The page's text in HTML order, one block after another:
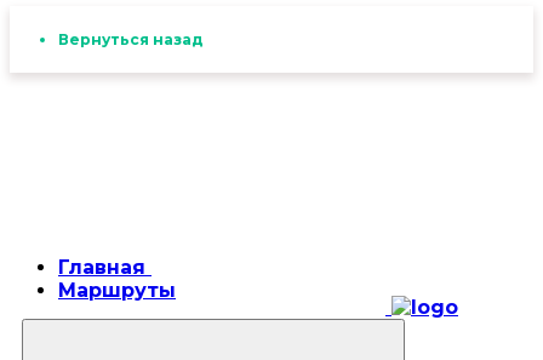
Вернуться назад
Главная
Маршруты